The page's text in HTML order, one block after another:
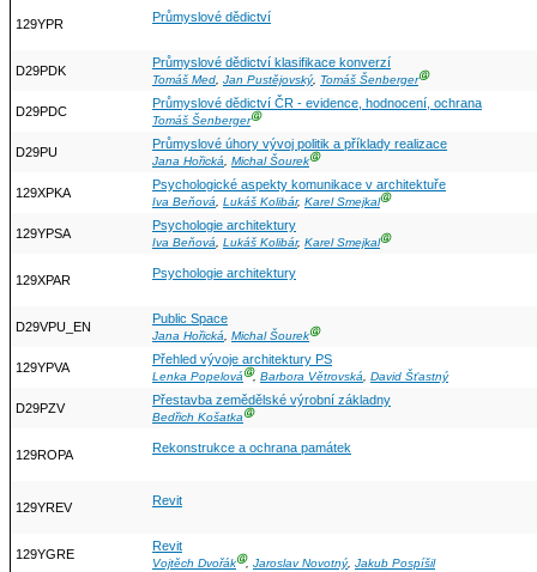
129YPR Průmyslové dědictví
D29PDK
Průmyslové dědictví klasifikace konverzí
Tomáš Med, Jan Pustějovský, Tomáš ŠenbergerⒼ
D29PDC
Průmyslové dědictví ČR - evidence, hodnocení, ochrana
Tomáš ŠenbergerⒼ
D29PU
Průmyslové úhory vývoj politik a příklady realizace
Jana Hořická, Michal ŠourekⒼ
129XPKA
Psychologické aspekty komunikace v architektuře
Iva Beňová, Lukáš Kolibár, Karel SmejkalⒼ
129YPSA
Psychologie architektury
Iva Beňová, Lukáš Kolibár, Karel SmejkalⒼ
129XPAR Psychologie architektury
D29VPU_EN
Public Space
Jana Hořická, Michal ŠourekⒼ
129YPVA
Přehled vývoje architektury PS
Lenka PopelováⒼ, Barbora Větrovská, David Šťastný
D29PZV
Přestavba zemědělské výrobní základny
Bedřich KošatkaⒼ
129ROPA Rekonstrukce a ochrana památek
129YREV Revit
129YGRE
Revit
Vojtěch DvořákⒼ, Jaroslav Novotný, Jakub Pospíšil